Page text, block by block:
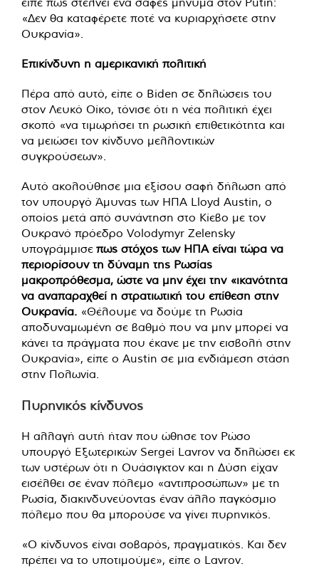
«Δεν θα καταφέρετε ποτέ να κυριαρχήσετε στην
Ουκρανία».
Επικίνδυνη η αμερικανική πολιτική
Πέρα από αυτό, είπε ο Βiden σε δηλώσεις του
στον Λευκό Οίκο, τόνισε ότι η νέα πολιτική έχει
σκοπό «να τιμωρήσει τη ρωσική επιθετικότητα και
να μειώσει τον κίνδυνο μελλοντικών
συγκρούσεων».
Αυτό ακολούθησε μια εξίσου σαφή δήλωση από
τον υπουργό Άμυνας των ΗΠΑ Lloyd Austin, ο
οποίος μετά από συνάντηση στο Κίεβο με τον
Ουκρανό πρόεδρο Volodymyr Zelensky
υπογράμμισε πως στόχος των ΗΠΑ είναι τώρα να
περιορίσουν τη δύναμη της Ρωσίας
μακροπρόθεσμα, ώστε να μην έχει την «ικανότητα
να αναπαραχθεί η στρατιωτική του επίθεση στην
Ουκρανία. «Θέλουμε να δούμε τη Ρωσία
αποδυναμωμένη σε βαθμό που να μην μπορεί να
κάνει τα πράγματα που έκανε με την εισβολή στην
Ουκρανία», είπε ο Austin σε μια ενδιάμεση στάση
στην Πολωνία.
Πυρηνικός κίνδυνος
Η αλλαγή αυτή ήταν που ώθησε τον Ρώσο
υπουργό Εξωτερικών Sergei Lavrov να δηλώσει εκ
των υστέρων ότι η Ουάσιγκτον και η Δύση είχαν
εισέλθει σε έναν πόλεμο «αντιπροσώπων» με τη
Ρωσία, διακινδυνεύοντας έναν άλλο παγκόσμιο
πόλεμο που θα μπορούσε να γίνει πυρηνικός.
«Ο κίνδυνος είναι σοβαρός, πραγματικός. Και δεν
πρέπει να το υποτιμούμε», είπε ο Lavrov.